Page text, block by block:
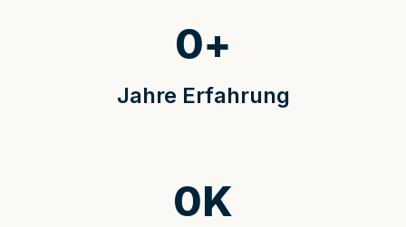
Jahre Erfahrung
0+
0K